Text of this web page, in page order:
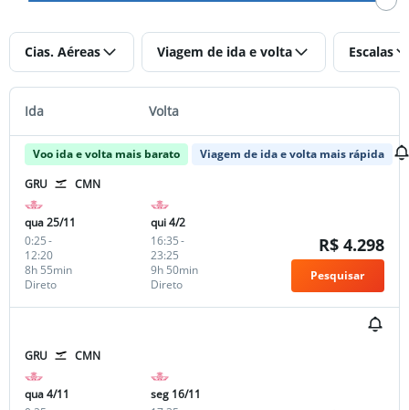
Cias. Aéreas Viagem de ida e volta Escalas
Ida Volta
Voo ida e volta mais barato
Viagem de ida e volta mais rápida
GRU
CMN
qua 25/11
0:25-
12:20
Direto
8h 55min
qui 4/2
16:35-
23:25
Direto
9h 50min
R$ 4.298
Pesquisar
GRU CMN
qua 4/11
seg 16/11